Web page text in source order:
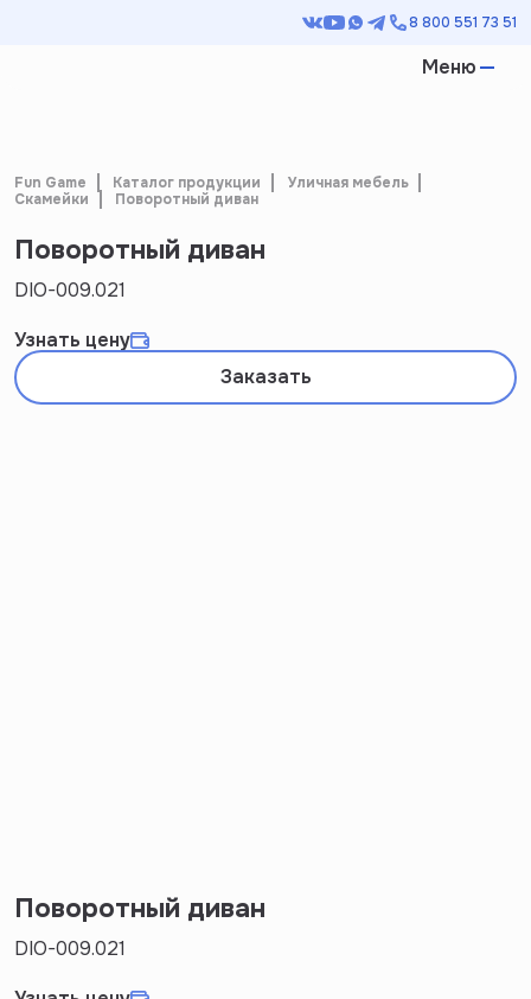
8 800 551 73 51
Меню
Fun Game Каталог продукции
Уличная мебель
Скамейки
Поворотный диван
Поворотный диван
DIO-009.021
Узнать цену
Заказать
Поворотный диван
DIO-009.021